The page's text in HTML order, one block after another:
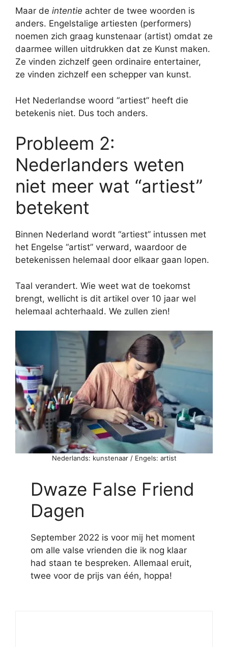
Maar de intentie achter de twee woorden is
anders. Engelstalige artiesten (performers)
noemen zich graag kunstenaar (artist) omdat ze
daarmee willen uitdrukken dat ze Kunst maken.
Ze vinden zichzelf geen ordinaire entertainer,
ze vinden zichzelf een schepper van kunst.
Het Nederlandse woord “artiest” heeft die
betekenis niet. Dus toch anders.
Probleem 2:
Nederlanders weten
niet meer wat “artiest”
betekent
Binnen Nederland wordt “artiest” intussen met
het Engelse “artist” verward, waardoor de
betekenissen helemaal door elkaar gaan lopen.
Taal verandert. Wie weet wat de toekomst
brengt, wellicht is dit artikel over 10 jaar wel
helemaal achterhaald. We zullen zien!
Nederlands: kunstenaar / Engels: artist
Dwaze False Friend
Dagen
September 2022 is voor mij het moment
om alle valse vrienden die ik nog klaar
had staan te bespreken. Allemaal eruit,
twee voor de prijs van één, hoppa!